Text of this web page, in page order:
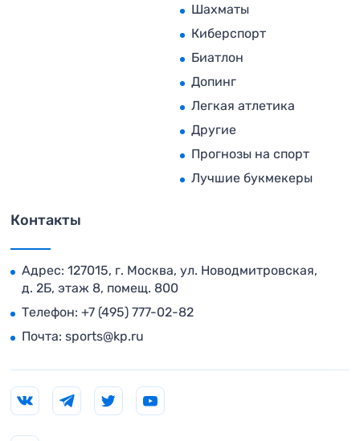
Шахматы
Киберспорт
Биатлон
Допинг
Легкая атлетика
Другие
Прогнозы на спорт
Лучшие букмекеры
Контакты
Адрес: 127015, г. Москва, ул. Новодмитровская,
д. 2Б, этаж 8, помещ. 800
Телефон: +7 (495) 777-02-82
Почта: sports@kp.ru